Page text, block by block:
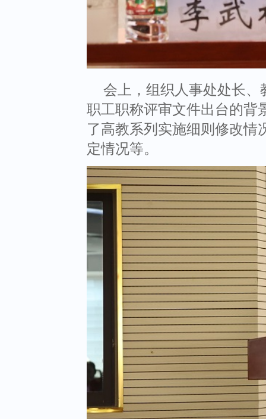
会上，组织人事处处长
职工职称评审文件出台的背
了高教系列实施细则修改情
定情况等。